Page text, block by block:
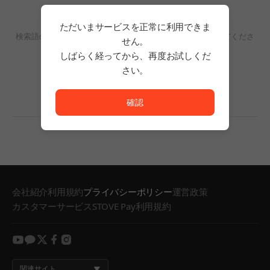
検索結果がありません。
検索語の単語数を減らすか、フィルタリングの条件を変更してくださ
い。
検索結果がありません。
会社紹介利用規約プライバシーポリシー運営政策
カスタマーサービスSTOVE Pay利用規約
youtube
kakao
twitter
facebook
instagram
ただいまサービスを正常に利用できま
せん。
しばらく経ってから、再度お試しくだ
さい。
確認